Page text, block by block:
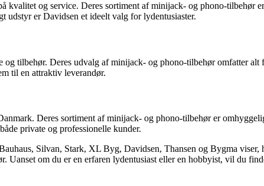
kvalitet og service. Deres sortiment af minijack- og phono-tilbehør
udstyr er Davidsen et ideelt valg for lydentusiaster.
tilbehør. Deres udvalg af minijack- og phono-tilbehør omfatter
til en attraktiv leverandør.
Deres sortiment af minijack- og phono-tilbehør er
private og professionelle kunder.
Silvan, Stark, XL Byg, Davidsen, Thansen og Bygma
Uanset om du er en erfaren lydentusiast eller en hobbyist, vil du